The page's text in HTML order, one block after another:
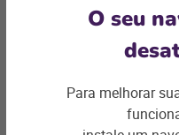
Ficou
O seu
Para melhorar